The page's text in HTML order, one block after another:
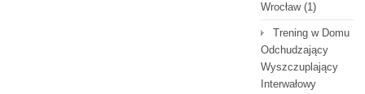
Wrocław(1)
Trening w Domu
Odchudzający
Wyszczuplający
Interwałowy